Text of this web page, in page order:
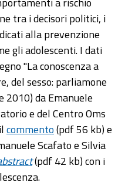
tra i decisori politici, i
alla prevenzione
gli adolescenti. I dati
"La conoscenza a
del sesso: parliamone
2010) da Emanuele
e del Centro Oms
commento(pdf 56 kb) e
Scafato e Silvia
(pdf 42 kb) con i